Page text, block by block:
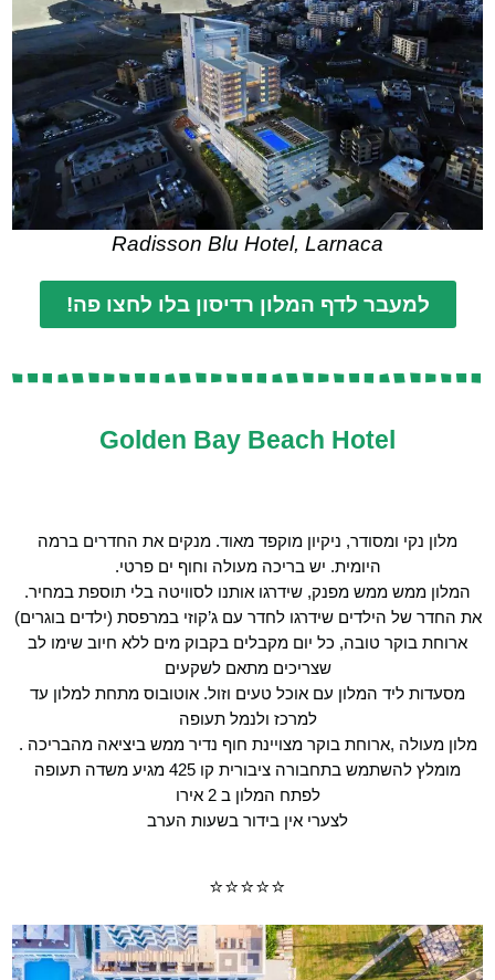
Radisson Blu Hotel, Larnaca
למעבר לדף המלון רדיסון בלו לחצו פה!
Golden Bay Beach Hotel
מלון נקי ומסודר, ניקיון מוקפד מאוד. מנקים את החדרים ברמה
היומית. יש בריכה מעולה וחוף ים פרטי.
המלון ממש ממש מפנק, שידרגו אותנו לסוויטה בלי תוספת במחיר.
את החדר של הילדים שידרגו לחדר עם ג’קוזי במרפסת (ילדים בוגרים)
ארוחת בוקר טובה, כל יום מקבלים בקבוק מים ללא חיוב שימו לב
שצריכים מתאם לשקעים
מסעדות ליד המלון עם אוכל טעים וזול. אוטובוס מתחת למלון עד
למרכז ולנמל תעופה
מלון מעולה ,ארוחת בוקר מצויינת חוף נדיר ממש ביציאה מהבריכה .
מומלץ להשתמש בתחבורה ציבורית קו 425 מגיע משדה תעופה
לפתח המלון ב 2 אירו
לצערי אין בידור בשעות הערב
⭐⭐⭐⭐⭐